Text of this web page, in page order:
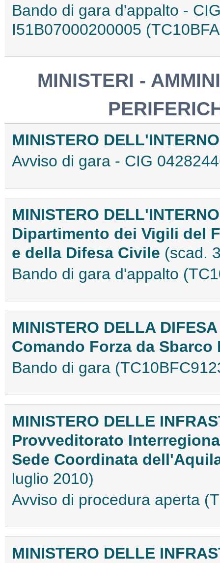
Bando di gara d'appalto -
I51B07000200005
MINISTERI -
MINISTERO
Avviso di gara - CIG
MINISTERO DELL'INTERNO
Dipartimento dei Vigili del
e della Difesa Civile (scad.
Bando di gara d'appalto
MINISTERO DELLA DIFESA
Comando Forza da Sbarco
Bando di gara
MINISTERO DELLE
Provveditorato
Sede Coordinata
luglio 2010)
Avviso di procedura aperta
MINISTERO DELLE